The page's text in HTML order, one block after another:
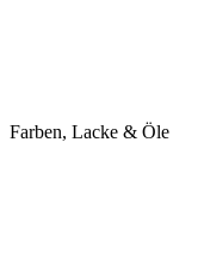
Farben, Lacke & Öle